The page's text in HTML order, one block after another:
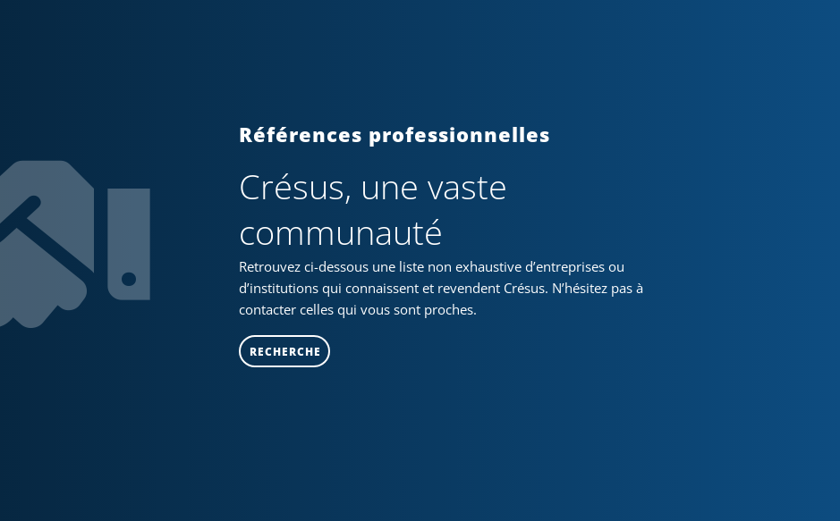
Références professionnelles
Crésus, une vaste
communauté
Retrouvez ci-dessous une liste non exhaustive d’entreprises ou
d’institutions qui connaissent et revendent Crésus. N’hésitez pas à
contacter celles qui vous sont proches.
RECHERCHE